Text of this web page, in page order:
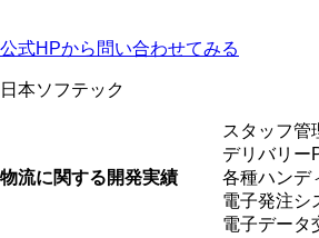
公式HPから問い合わせてみる
日本ソフテック
物流に関する開発実績
スタッフ管
デリバリー
各種ハンデ
電子発注シ
電子データ